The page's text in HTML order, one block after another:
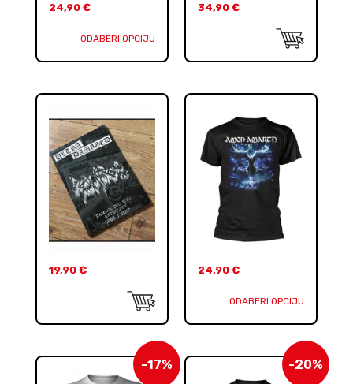
24,90 €
ODABERI OPCIJU
34,90 €
19,90 € 24,90 €
ODABERI OPCIJU
-17% -20%